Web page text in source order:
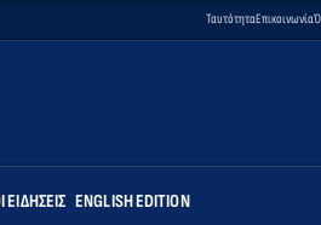
ΤαυτότηταΕπικοινωνία
ΕΙΔΉΣΕΙΣ ENGLISH EDITION